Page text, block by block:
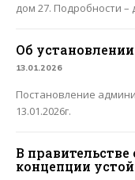
дом 27. Подробности –
Об
13.01.2026
Постановление
13.01.2026г.
В
концепции